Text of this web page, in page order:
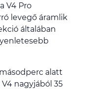
V4 Pro
levegő áramlik
általában
alatt
nagyjából 35